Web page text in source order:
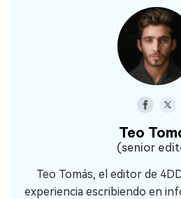
Teo
(senior
Teo Tomás, el editor de
experiencia escribiendo en